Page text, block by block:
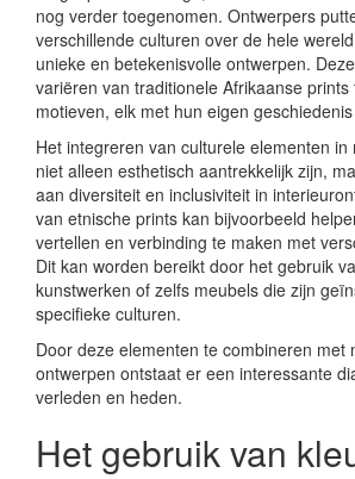
nog verder toegenomen. Ontwerpers
verschillende culturen over de hele
unieke en betekenisvolle ontwerpen.
variëren van traditionele Afrikaanse prints
motieven, elk met hun eigen
Het integreren van culturele elementen in
niet alleen esthetisch aantrekkelijk zijn,
aan diversiteit en inclusiviteit in
van etnische prints kan bijvoorbeeld
vertellen en verbinding te maken met
Dit kan worden bereikt door het gebruik
kunstwerken of zelfs meubels die zijn
specifieke culturen.
Door deze elementen te combineren met
ontwerpen ontstaat er een interessante
verleden en heden.
Het gebruik van